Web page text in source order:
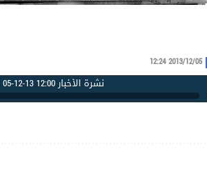
2013/12/05 12:24
نشرة الأخبار 12:00 13-12-05